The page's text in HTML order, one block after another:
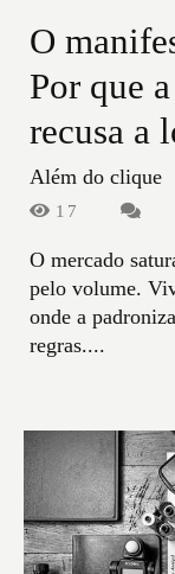
O
Por que
recusa a
Além do clique
17
O mercado
pelo volume.
onde a
regras....